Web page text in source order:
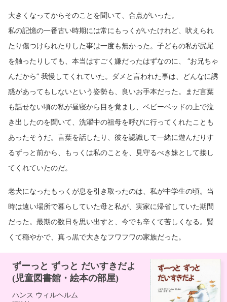
大きくなってからそのことを聞いて、合点がいった。
私の記憶の一番古い時期には常にもっくがいたけれど、吠えられ
たり傷つけられたりした事は一度も無かった。子どもの私が尻尾
を触ったりしても、本当はすごく嫌だったはずなのに、 “お兄ちゃ
んだから” 我慢してくれていた。ダメと言われた事は、どんなに誘
惑があってもしないという姿勢も、良いお手本だった。まだ言葉
も話せない頃の私が昼寝から目を覚まし、ベビーベッドの上で泣
き出したのを聞いて、洗濯中の祖母を呼びに行ってくれたことも
あったそうだ。言葉を話したり、彼を認識して一緒に遊んだりす
るずっと前から、もっくは私のことを、見守るべき妹として接し
てくれていたのだ。
老犬になったもっくが息を引き取ったのは、私が中学生の頃。当
時は遠い場所で暮らしていた母と私が、実家に帰省していた期間
だった。最期の数日を思い出すと、今でも辛くて苦しくなる。賢
くて穏やかで、真っ黒で大きなフワフワの家族だった。